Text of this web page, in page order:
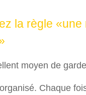
la règle «une
moyen de
Chaque